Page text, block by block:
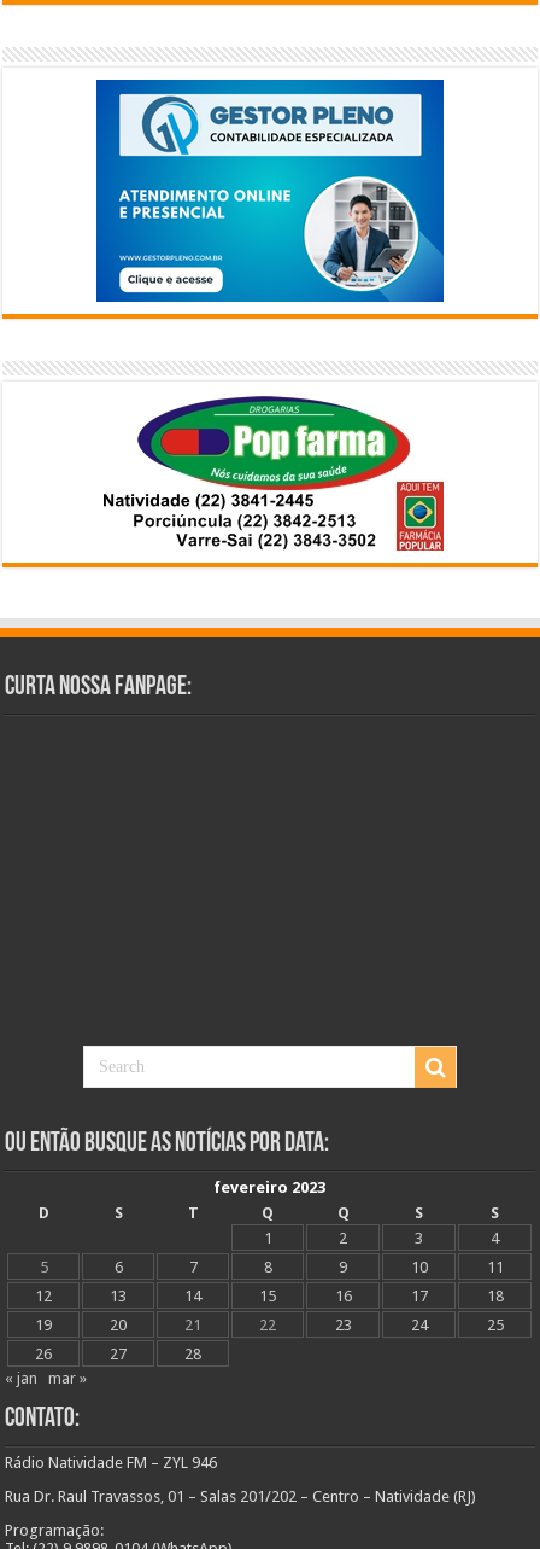
Curta Nossa Fanpage:
Ou Então Busque as Notícias Por Data:
fevereiro 2023
D
S T Q Q S
S
1
2 3
4
5
6 7 8 9 10
11
12
13 14 15 16 17
18
19
20 21 22 23 24
25
26
27
28
« jan
mar »
Contato:
Rádio Natividade FM – ZYL 946
Rua Dr. Raul Travassos, 01 – Salas 201/202 – Centro – Natividade (RJ)
Programação: